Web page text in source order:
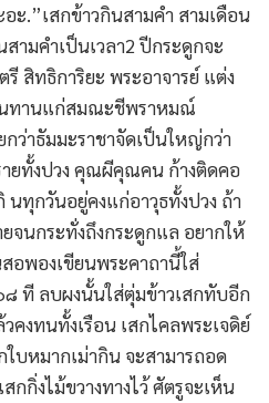
ะ.”เสกข้าวกินสามคำ สามเดือน
ามคำเป็นเวลา2 ปีกระดูกจะ
สิทธิการิยะ พระอาจารย์ แต่ง
นทานแก่สมณะชีพราหมณ์
ว่าธัมมะราชาจัดเป็นใหญ่กว่า
ยทั้งปวง คุณผีคุณคน ก้างติดคอ
นทุกวันอยู่คงแก่อาวุธทั้งปวง ถ้า
จนกระทั่งถึงกระดูกแล อยากให้
อพองเขียนพระคาถานี้ใส่
ที ลบผงนั้นใส่ตุ่มข้าวเสกทับอีก
งทนทั้งเรือน เสกไคลพระเจดิย์
บหมากเม่ากิน จะสามารถอด
กกิ่งไม้ขวางทางไว้ ศัตรูจะเห็น